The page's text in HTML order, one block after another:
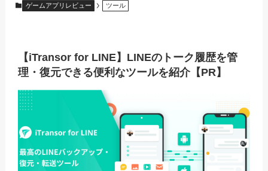
ゲームアプリレビュー ツール
【iTransor for LINE】LINEのトーク履歴を管
理・復元できる便利なツールを紹介【PR】